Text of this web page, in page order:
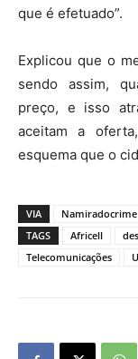
que é efetuado”.
Explicou que o
sendo assim,
preço, e isso
aceitam a
esquema que o
VIA
Namiradocrime
TAGS
Africell
Telecomunicações